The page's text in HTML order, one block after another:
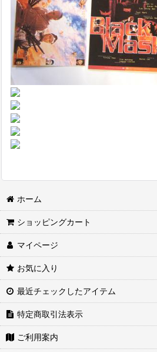
ホーム
ショッピングカート
マイページ
お気に入り
最近チェックしたアイテム
特定商取引法表示
ご利用案内